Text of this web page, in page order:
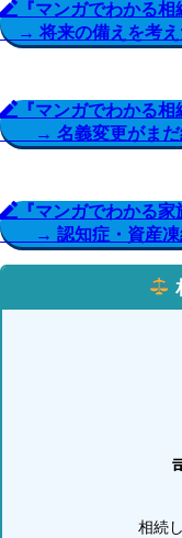
『マンガでわかる相
→ 将来の備えを考え
『マンガでわかる相
→ 名義変更がまだ
『マンガでわかる家
→ 認知症・資産凍
相続